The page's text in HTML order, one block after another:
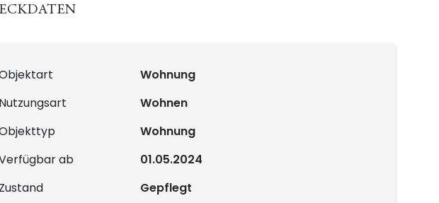
ECKDATEN
Wohnung
Nutzungsart
Wohnen
Wohnung
ab
01.05.2024
Zustand
Gepflegt